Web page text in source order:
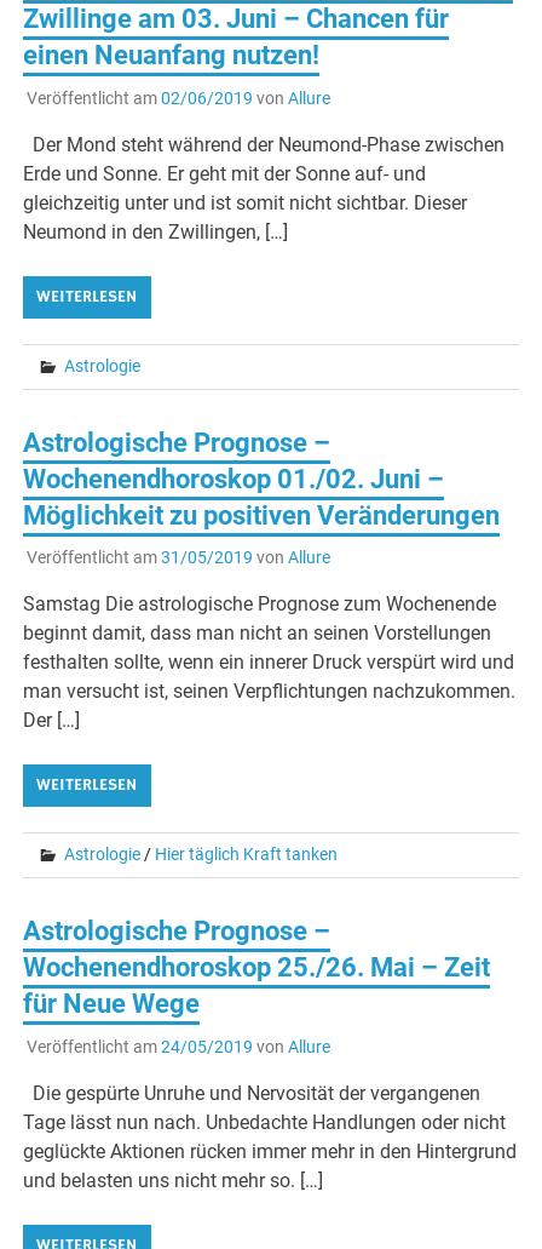
Zwillinge am 03. Juni – Chancen für
einen Neuanfang nutzen!
Veröffentlicht am02/06/2019 von Allure
Der Mond steht während der Neumond-Phase zwischen
Erde und Sonne. Er geht mit der Sonne auf- und
gleichzeitig unter und ist somit nicht sichtbar. Dieser
Neumond in den Zwillingen, […]
WEITERLESEN
Astrologie
Astrologische Prognose –
Wochenendhoroskop 01./02. Juni –
Möglichkeit zu positiven Veränderungen
Veröffentlicht am31/05/2019 von Allure
Samstag Die astrologische Prognose zum Wochenende
beginnt damit, dass man nicht an seinen Vorstellungen
festhalten sollte, wenn ein innerer Druck verspürt wird und
man versucht ist, seinen Verpflichtungen nachzukommen.
Der […]
WEITERLESEN
Astrologie/ Hier täglich Kraft tanken
Astrologische Prognose –
Wochenendhoroskop 25./26. Mai – Zeit
für Neue Wege
Veröffentlicht am24/05/2019 von Allure
Die gespürte Unruhe und Nervosität der vergangenen
Tage lässt nun nach. Unbedachte Handlungen oder nicht
geglückte Aktionen rücken immer mehr in den Hintergrund
und belasten uns nicht mehr so. […]